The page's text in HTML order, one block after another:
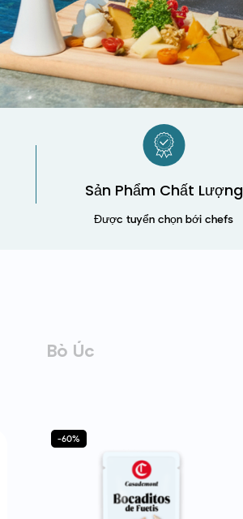
Sản Phẩm Chất Lượng
Được tuyển chọn bới chefs
Bò Úc
-60%